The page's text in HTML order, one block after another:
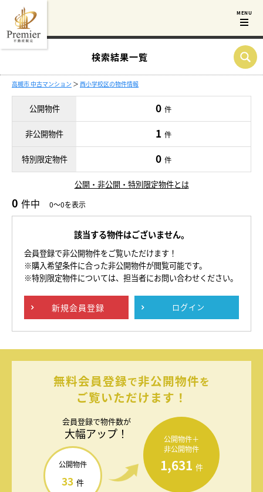
検索結果一覧
高槻市 中古マンション ＞ 西小学校区の物件情報
公開物件 0 件
非公開物件 1 件
特別限定物件 0 件
公開・非公開・特別限定物件とは
0 件中 0～0を表示
該当する物件はございません。
会員登録で非公開物件をご覧いただけます！
※購入希望条件に合った非公開物件が閲覧可能です。
※特別限定物件については、担当者にお問い合わせください。
新規会員登録 ログイン
無料会員登録で非公開物件を
ご覧いただけます！
会員登録で物件数が
大幅アップ！
公開物件
33 件
公開物件＋
非公開物件
1,631 件